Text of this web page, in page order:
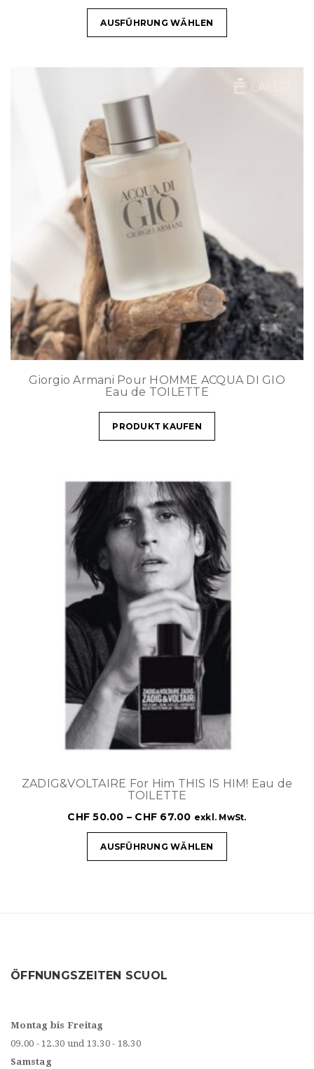
AUSFÜHRUNG WÄHLEN
Giorgio Armani Pour HOMME ACQUA DI GIO
Eau de TOILETTE
PRODUKT KAUFEN
ZADIG&VOLTAIRE For Him THIS IS HIM! Eau de
TOILETTE
CHF 50.00 – CHF 67.00 exkl. MwSt.
AUSFÜHRUNG WÄHLEN
ÖFFNUNGSZEITEN SCUOL
Montag bis Freitag
09.00 - 12.30 und 13.30 - 18.30
Samstag